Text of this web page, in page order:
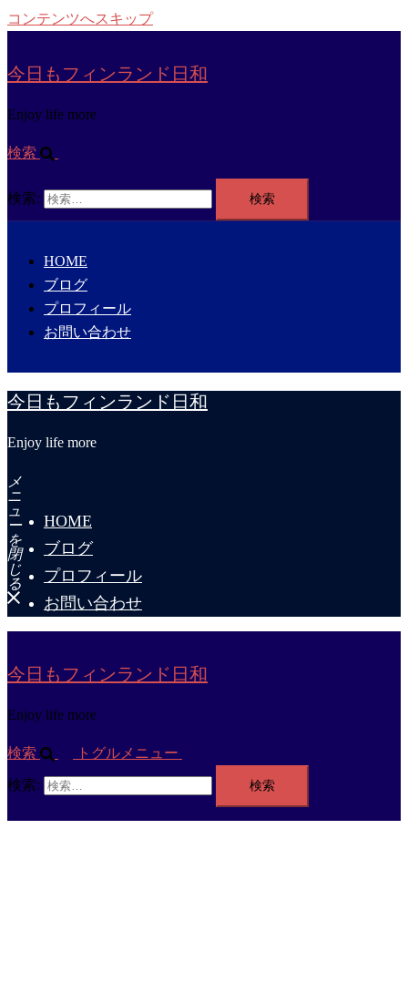
コンテンツへスキップ
今日もフィンランド日和
Enjoy life more
検索
検索:
HOME
ブログ
プロフィール
お問い合わせ
今日もフィンランド日和
Enjoy life more
メ
ニ
ュ
ー
を
閉
じ
る
HOME
ブログ
プロフィール
お問い合わせ
今日もフィンランド日和
Enjoy life more
検索 トグルメニュー
検索: